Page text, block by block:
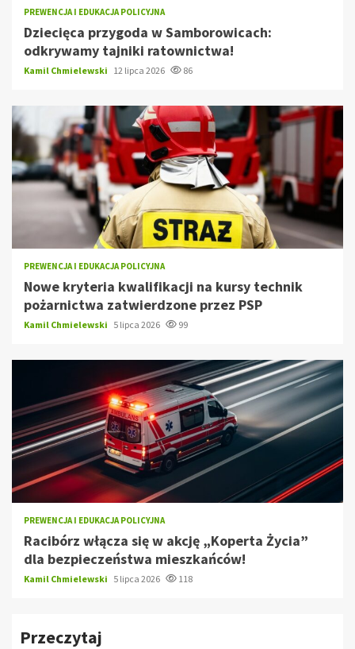
PREWENCJA I EDUKACJA POLICYJNA
Dziecięca przygoda w Samborowicach:
odkrywamy tajniki ratownictwa!
Kamil Chmielewski 12 lipca 2026 86
PREWENCJA I EDUKACJA POLICYJNA
Nowe kryteria kwalifikacji na kursy technik
pożarnictwa zatwierdzone przez PSP
Kamil Chmielewski 5 lipca 2026 99
PREWENCJA I EDUKACJA POLICYJNA
Racibórz włącza się w akcję „Koperta Życia”
dla bezpieczeństwa mieszkańców!
Kamil Chmielewski 5 lipca 2026 118
Przeczytaj